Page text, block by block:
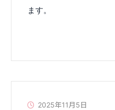
ます。
2025年11月5日